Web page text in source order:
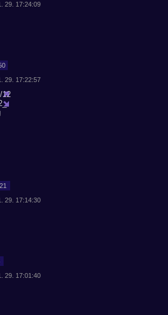
29. 17:24:09
29. 17:22:57
21
29. 17:14:30
29. 17:01:40